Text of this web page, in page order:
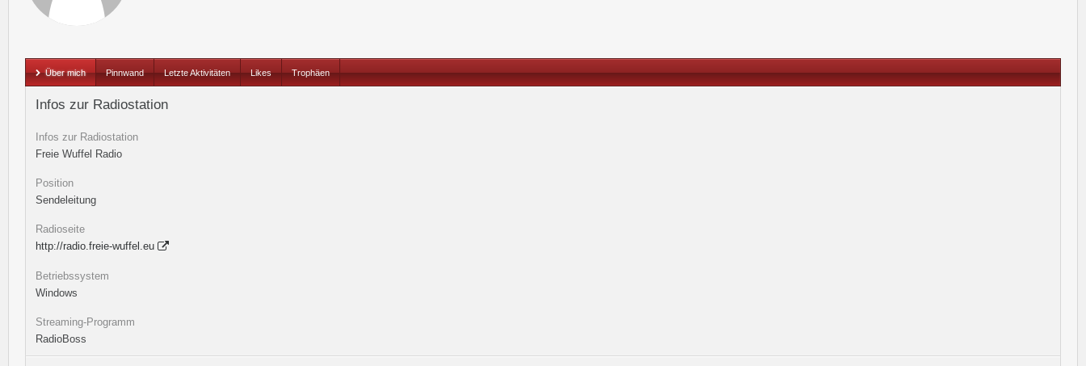
Über mich Pinnwand Letzte Aktivitäten Likes Trophäen
Infos zur Radiostation
Infos zur Radiostation
Freie Wuffel Radio
Position
Sendeleitung
Radioseite
http://radio.freie-wuffel.eu
Betriebssystem
Windows
Streaming-Programm
RadioBoss